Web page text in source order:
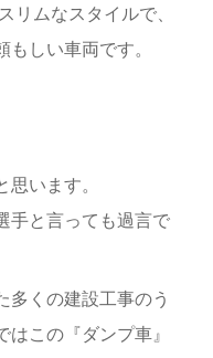
リムなスタイルで、
もしい車両です。
います。
手と言っても過言で
多くの建設工事のう
この『ダンプ車』